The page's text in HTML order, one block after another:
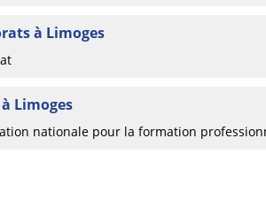
à Limoges
à Limoges
nationale pour la formation